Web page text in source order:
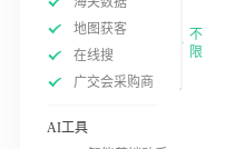
地图获客
在线搜
广交会采购商
不
限
AI工具